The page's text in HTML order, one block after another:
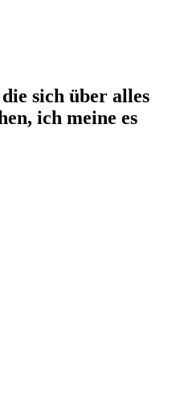
sich über alles
ich meine es